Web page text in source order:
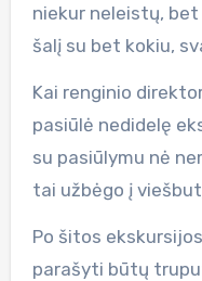
niekur neleistų,
šalį su bet kokiu,
Kai renginio
pasiūlė nedidelę
su pasiūlymu nė
tai užbėgo į
Po šitos
parašyti būtų